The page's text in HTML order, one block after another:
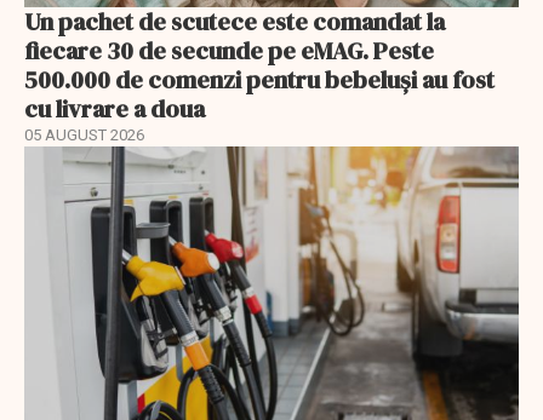
Un pachet de scutece este comandat la
fiecare 30 de secunde pe eMAG. Peste
500.000 de comenzi pentru bebeluși au fost
cu livrare a doua
05 AUGUST 2026